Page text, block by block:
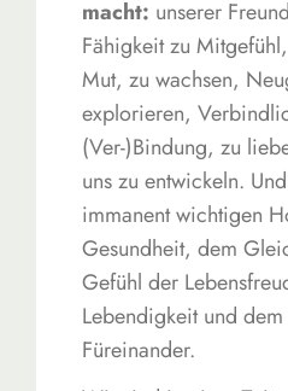
macht: unserer
Fähigkeit zu
Mut, zu wachsen,
explorieren,
(Ver-)Bindung, zu
uns zu entwickeln.
immanent wichtigen
Gesundheit, dem
Gefühl der
Lebendigkeit und
Füreinander.